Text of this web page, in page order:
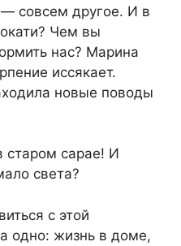
— совсем другое. И в
Чем вы
нас? Марина
иссякает.
новые поводы
старом сарае! И
света?
с этой
одно: жизнь в доме,